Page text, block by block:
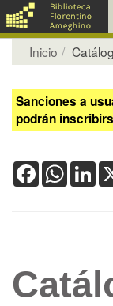
Inicio
Sanciones a
podrán
Facebook